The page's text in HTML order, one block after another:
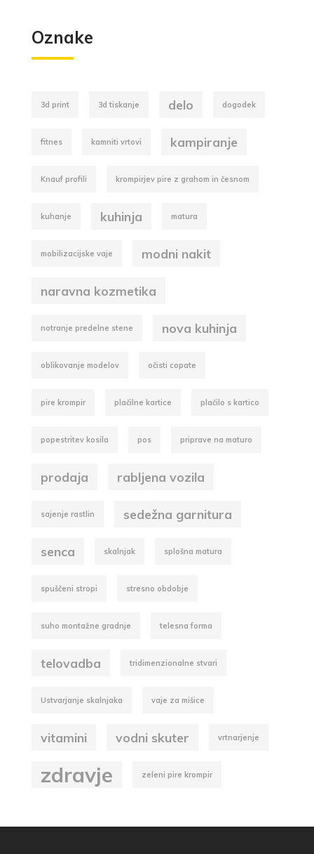
Oznake
3d print 3d tiskanje delo dogodek
fitnes kamniti vrtovi kampiranje
Knauf profili krompirjev pire z grahom in česnom
kuhanje kuhinja matura
mobilizacijske vaje modni nakit
naravna kozmetika
notranje predelne stene nova kuhinja
oblikovanje modelov očisti copate
pire krompir plačilne kartice plačilo s kartico
popestritev kosila pos priprave na maturo
prodaja rabljena vozila
sajenje rastlin sedežna garnitura
senca skalnjak splošna matura
spuščeni stropi stresno obdobje
suho montažne gradnje telesna forma
telovadba tridimenzionalne stvari
Ustvarjanje skalnjaka vaje za mišice
vitamini vodni skuter vrtnarjenje
zdravje zeleni pire krompir